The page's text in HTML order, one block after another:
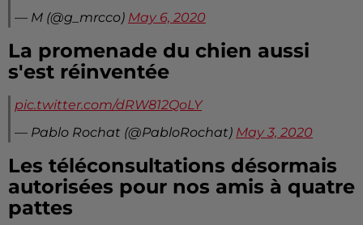
— M (@g_mrcco) May 6, 2020
La promenade du chien aussi
s'est réinventée
pic.twitter.com/dRW812QoLY
— Pablo Rochat (@PabloRochat) May 3, 2020
Les téléconsultations désormais
autorisées pour nos amis à quatre
pattes